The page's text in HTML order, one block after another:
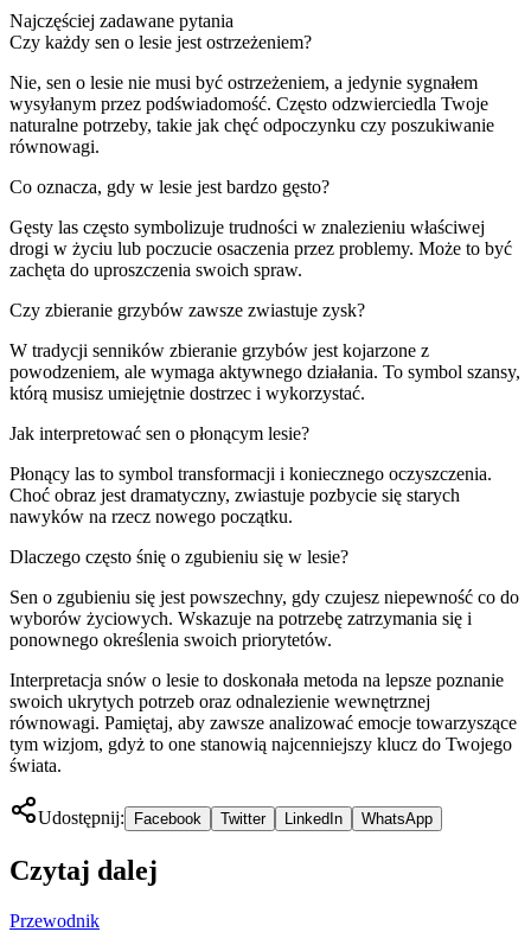
Najczęściej zadawane pytania
Czy każdy sen o lesie jest ostrzeżeniem?
Nie, sen o lesie nie musi być ostrzeżeniem, a jedynie sygnałem
wysyłanym przez podświadomość. Często odzwierciedla Twoje
naturalne potrzeby, takie jak chęć odpoczynku czy poszukiwanie
równowagi.
Co oznacza, gdy w lesie jest bardzo gęsto?
Gęsty las często symbolizuje trudności w znalezieniu właściwej
drogi w życiu lub poczucie osaczenia przez problemy. Może to być
zachęta do uproszczenia swoich spraw.
Czy zbieranie grzybów zawsze zwiastuje zysk?
W tradycji senników zbieranie grzybów jest kojarzone z
powodzeniem, ale wymaga aktywnego działania. To symbol szansy,
którą musisz umiejętnie dostrzec i wykorzystać.
Jak interpretować sen o płonącym lesie?
Płonący las to symbol transformacji i koniecznego oczyszczenia.
Choć obraz jest dramatyczny, zwiastuje pozbycie się starych
nawyków na rzecz nowego początku.
Dlaczego często śnię o zgubieniu się w lesie?
Sen o zgubieniu się jest powszechny, gdy czujesz niepewność co do
wyborów życiowych. Wskazuje na potrzebę zatrzymania się i
ponownego określenia swoich priorytetów.
Interpretacja snów o lesie to doskonała metoda na lepsze poznanie
swoich ukrytych potrzeb oraz odnalezienie wewnętrznej
równowagi. Pamiętaj, aby zawsze analizować emocje towarzyszące
tym wizjom, gdyż to one stanowią najcenniejszy klucz do Twojego
świata.
Udostępnij: Facebook Twitter LinkedIn WhatsApp
Czytaj dalej
Przewodnik